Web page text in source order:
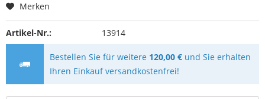
Merken
Artikel-Nr.: 13914
Bestellen Sie für weitere 120,00 € und Sie erhalten
Ihren Einkauf versandkostenfrei!